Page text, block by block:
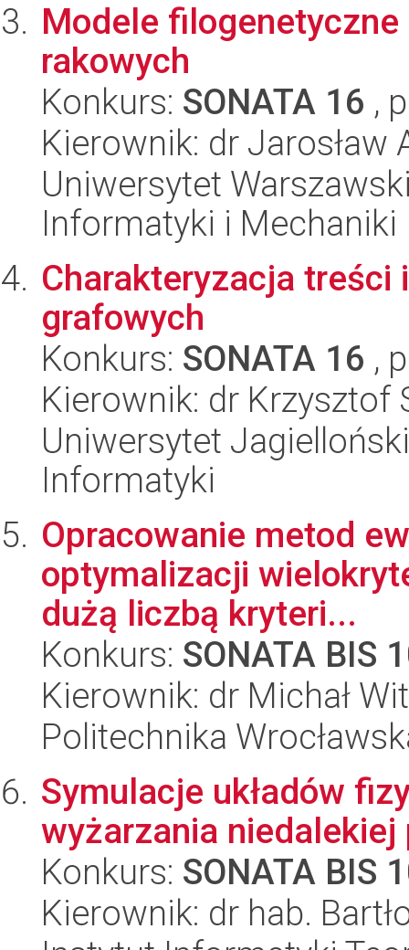
Modele
rakowych
Konkurs: SONATA 16 ,
Kierownik: dr Jarosław
Uniwersytet
Informatyki i Mechaniki
Charakteryzacja
grafowych
Konkurs: SONATA 16 ,
Kierownik: dr Krzysztof
Uniwersytet
Informatyki
Opracowanie metod
optymalizacji
dużą liczbą kryteri...
Konkurs: SONATA BIS
Kierownik: dr Michał
Politechnika
Symulacje układów
wyżarzania niedalekiej
Konkurs: SONATA BIS
Kierownik: dr hab.